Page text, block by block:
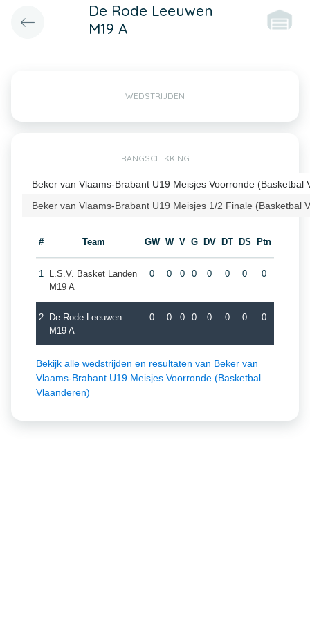
De Rode Leeuwen
M19 A
WEDSTRIJDEN
RANGSCHIKKING
Beker van Vlaams-Brabant U19 Meisjes Voorronde (Basketbal
Beker van Vlaams-Brabant U19 Meisjes 1/2 Finale (Basketbal
# Team GW W V G DV DT DS Ptn
1
L.S.V. Basket Landen
M19 A
0 0 0 0 0 0 0 0
2
De Rode Leeuwen
M19 A
0 0 0 0 0 0 0 0
Bekijk alle wedstrijden en resultaten van Beker van
Vlaams-Brabant U19 Meisjes Voorronde (Basketbal
Vlaanderen)